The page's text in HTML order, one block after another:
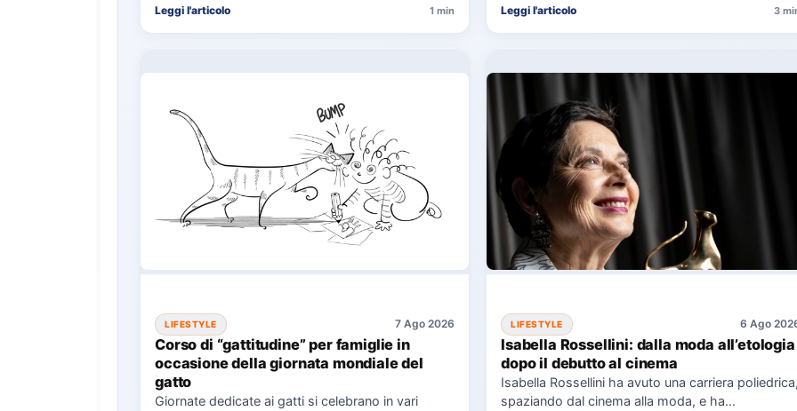
Leggi l'articolo 1 min Leggi l'articolo 3
LIFESTYLE 7 Ago 2026
Corso di “gattitudine” per famiglie in
occasione della giornata mondiale del
gatto
Giornate dedicate ai gatti si celebrano in vari
LIFESTYLE 6 Ago
Isabella Rossellini: dalla moda all’etologia
dopo il debutto al cinema
Isabella Rossellini ha avuto una carriera
spaziando dal cinema alla moda, e ha